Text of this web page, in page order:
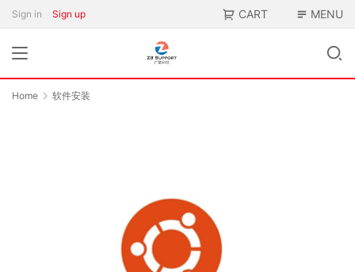
Sign in Sign up CART MENU
Home 软件安装